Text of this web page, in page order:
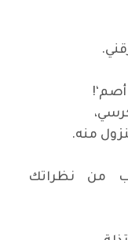
.
أصم!‘
منه.
من نظراتك